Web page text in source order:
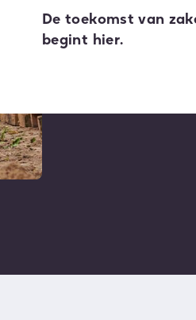
De toekomst van
begint hier.